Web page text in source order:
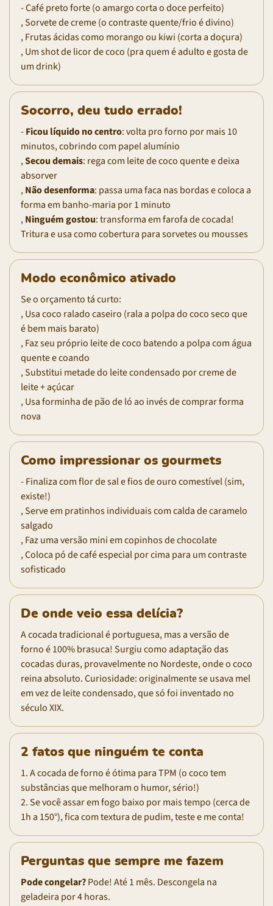
- Café preto forte (o amargo corta o doce perfeito)
, Sorvete de creme (o contraste quente/frio é divino)
, Frutas ácidas como morango ou kiwi (corta a doçura)
, Um shot de licor de coco (pra quem é adulto e gosta de
um drink)
Socorro, deu tudo errado!
-Ficou líquido no centro: volta pro forno por mais 10
minutos, cobrindo com papel alumínio
,Secou demais: rega com leite de coco quente e deixa
absorver
,Não desenforma: passa uma faca nas bordas e coloca a
forma em banho-maria por 1 minuto
,Ninguém gostou: transforma em farofa de cocada!
Tritura e usa como cobertura para sorvetes ou mousses
Modo econômico ativado
Se o orçamento tá curto:
, Usa coco ralado caseiro (rala a polpa do coco seco que
é bem mais barato)
, Faz seu próprio leite de coco batendo a polpa com água
quente e coando
, Substitui metade do leite condensado por creme de
leite + açúcar
, Usa forminha de pão de ló ao invés de comprar forma
nova
Como impressionar os gourmets
- Finaliza com flor de sal e fios de ouro comestível (sim,
existe!)
, Serve em pratinhos individuais com calda de caramelo
salgado
, Faz uma versão mini em copinhos de chocolate
, Coloca pó de café especial por cima para um contraste
sofisticado
De onde veio essa delícia?
A cocada tradicional é portuguesa, mas a versão de
forno é 100% brasuca! Surgiu como adaptação das
cocadas duras, provavelmente no Nordeste, onde o coco
reina absoluto. Curiosidade: originalmente se usava mel
em vez de leite condensado, que só foi inventado no
século XIX.
2 fatos que ninguém te conta
1. A cocada de forno é ótima para TPM (o coco tem
substâncias que melhoram o humor, sério!)
2. Se você assar em fogo baixo por mais tempo (cerca de
1h a 150°), fica com textura de pudim, teste e me conta!
Perguntas que sempre me fazem
Pode congelar?Pode! Até 1 mês. Descongela na
geladeira por 4 horas.